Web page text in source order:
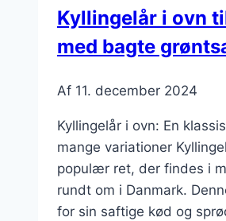
og
bønner
Kyllingelår i ovn
med bagte
Af 11. december 2024
Kyllingelår i ovn: En
mange variationer
populær ret, der findes i
rundt om i Danmark.
for sin saftige kød og